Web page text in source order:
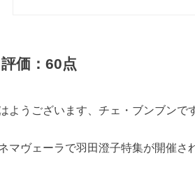
評価：60点
ようございます、チェ・ブンブンで
マヴェーラで羽田澄子特集が開催さ